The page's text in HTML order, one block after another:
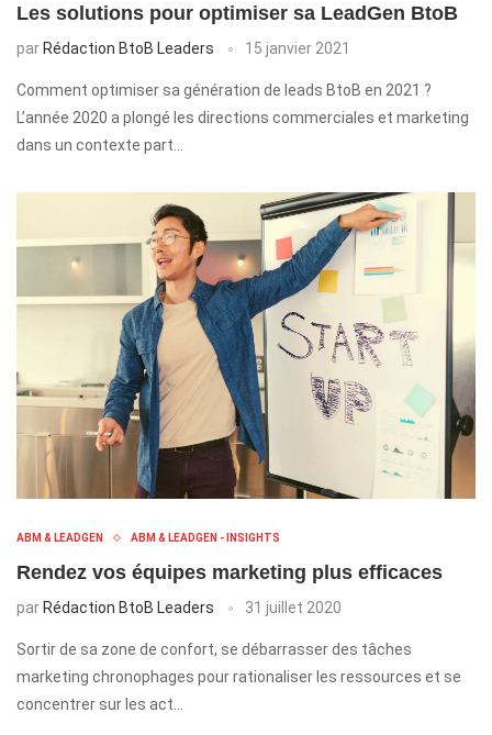
Les solutions pour optimiser sa LeadGen BtoB
par Rédaction BtoB Leaders 15 janvier 2021
Comment optimiser sa génération de leads BtoB en 2021 ?
L’année 2020 a plongé les directions commerciales et marketing
dans un contexte part…
ABM & LEADGEN ABM & LEADGEN - INSIGHTS
Rendez vos équipes marketing plus efficaces
parRédaction BtoB Leaders 31 juillet 2020
Sortir de sa zone de confort, se débarrasser des tâches
marketing chronophages pour rationaliser les ressources et se
concentrer sur les act…